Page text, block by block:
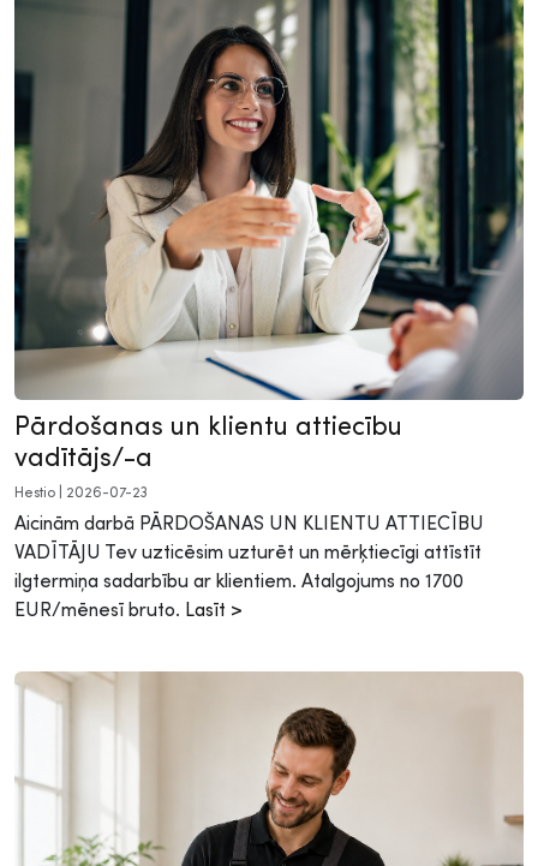
Pārdošanas un klientu attiecību
vadītājs/-a
Hestio 2026-07-23
Aicinām darbā PĀRDOŠANAS UN KLIENTU ATTIECĪBU
VADĪTĀJU Tev uzticēsim uzturēt un mērķtiecīgi attīstīt
ilgtermiņa sadarbību ar klientiem. Atalgojums no 1700
EUR/mēnesī bruto. Lasīt >